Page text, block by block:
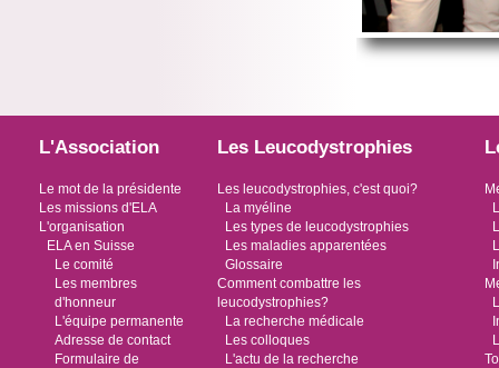
L'Association
Le mot de la présidente
Les missions d'ELA
L'organisation
ELA en Suisse
Le comité
Les membres
d'honneur
L'équipe permanente
Adresse de contact
Formulaire de
Les Leucodystrophies
Les leucodystrophies, c'est quoi?
La myéline
Les types de leucodystrophies
Les maladies apparentées
Glossaire
Comment combattre les
leucodystrophies?
La recherche médicale
Les colloques
L'actu de la recherche